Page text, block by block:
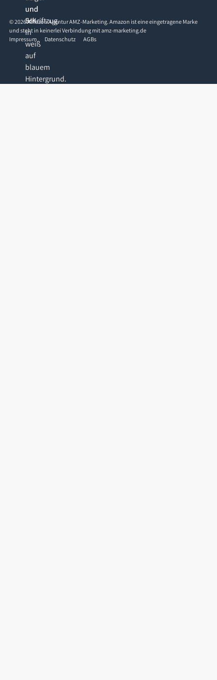
©2026Amazon Agentur AMZ-Marketing. Amazon ist eine eingetragene Marke
und steht in keinerlei Verbindung mit amz-marketing.de
Impressum
Datenschutz AGBs